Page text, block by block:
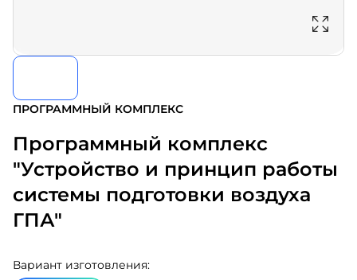
ПРОГРАММНЫЙ КОМПЛЕКС
Программный комплекс
"Устройство и принцип работы
системы подготовки воздуха
ГПА"
Вариант изготовления: